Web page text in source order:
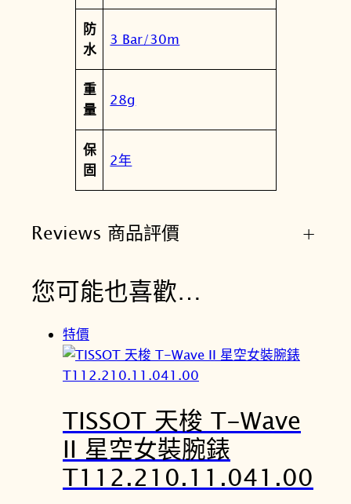
防
水
3 Bar/30m
重
量
28g
保
固
2年
Reviews 商品評價 +
您可能也喜歡…
特價
TISSOT 天梭 T-Wave
II 星空女裝腕錶
T112.210.11.041.00